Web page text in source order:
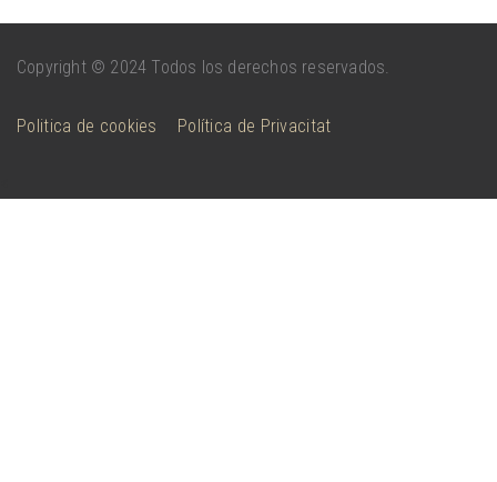
Copyright © 2024 Todos los derechos reservados.
Politica de cookies Política de Privacitat